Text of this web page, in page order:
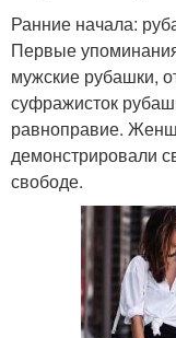
Ранние начала:
Первые
мужские рубашки,
суфражисток
равноправие.
демонстрировали
свободе.